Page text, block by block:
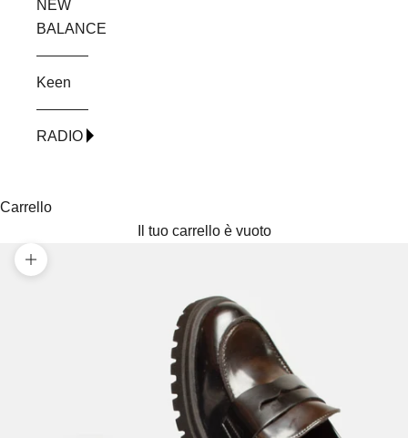
NEW
BALANCE
Keen
RADIO
Carrello
Il tuo carrello è vuoto
Ingrandisci immagine